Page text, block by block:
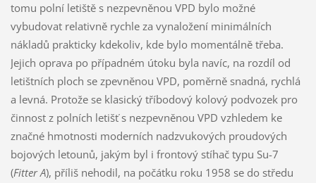
tomu polní letiště s nezpevněnou VPD bylo možné
vybudovat relativně rychle za vynaložení minimálních
nákladů prakticky kdekoliv, kde bylo momentálně třeba.
Jejich oprava po případném útoku byla navíc, na rozdíl od
letištních ploch se zpevněnou VPD, poměrně snadná, rychlá
a levná. Protože se klasický tříbodový kolový podvozek pro
činnost z polních letišť s nezpevněnou VPD vzhledem ke
značné hmotnosti moderních nadzvukových proudových
bojových letounů, jakým byl i frontový stíhač typu Su-7
(Fitter A), příliš nehodil, na počátku roku 1958 se do středu